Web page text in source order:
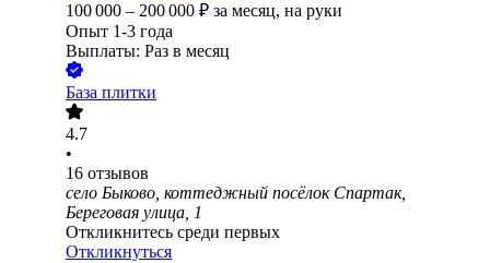
100 000 – 200 000 ₽ за месяц, на руки
Опыт 1-3 года
Выплаты: Раз в месяц
База плитки
4.7
•
16 отзывов
село Быково, коттеджный посёлок Спартак,
Береговая улица, 1
Откликнитесь среди первых
Откликнуться